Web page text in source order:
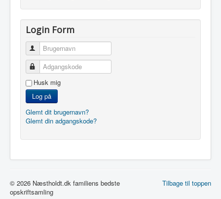
Login Form
Brugernavn
Adgangskode
Husk mig
Log på
Glemt dit brugernavn?
Glemt din adgangskode?
Tilbage til toppen
© 2026 Næstholdt.dk familiens bedste
opskriftsamling